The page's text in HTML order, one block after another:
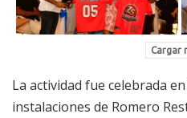
Cargar
La actividad fue celebrada
instalaciones de Romero